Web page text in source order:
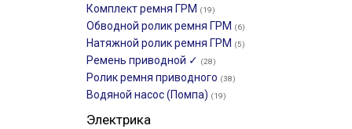
Комплект ремня ГРМ (19)
Обводной ролик ремня ГРМ (6)
Натяжной ролик ремня ГРМ (5)
Ремень приводной ✓ (28)
Ролик ремня приводного (38)
Водяной насос (Помпа) (19)
Электрика